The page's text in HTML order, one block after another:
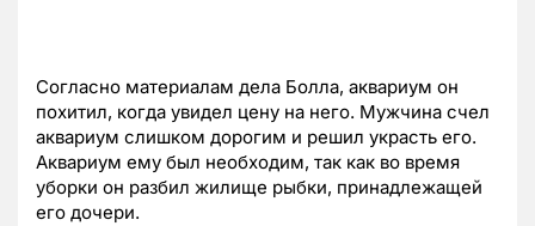
Согласно материалам дела Болла, аквариум он
похитил, когда увидел цену на него. Мужчина счел
аквариум слишком дорогим и решил украсть его.
Аквариум ему был необходим, так как во время
уборки он разбил жилище рыбки, принадлежащей
его дочери.